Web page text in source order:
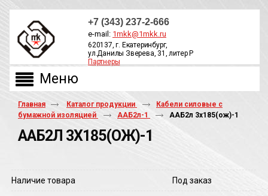
+7 (343) 237-2-666
e-mail: 1mkk@1mkk.ru
620137, г. Екатеринбург,
ул.Данилы Зверева, 31, литер Р
Партнеры
Главная Каталог продукции
Кабели силовые с
бумажной изоляцией
ААБ2л-1 ААБ2л 3х185(ож)-1
ААБ2Л 3Х185(ОЖ)-1
Наличие товара Под заказ